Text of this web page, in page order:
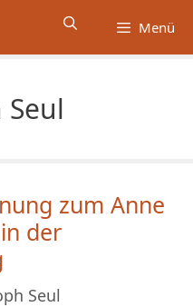
Menü
zum Anne
der
Seul